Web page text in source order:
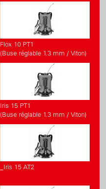
Flox 10 PT1
(Buse réglable 1.3 mm / Viton)
Iris 15 PT1
(Buse réglable 1.3 mm / Viton)
_Iris 15 AT2